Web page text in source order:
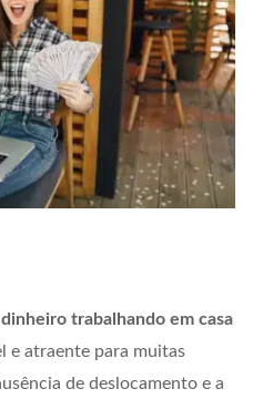
trabalhando em casa
e atraente para muitas
de deslocamento e a